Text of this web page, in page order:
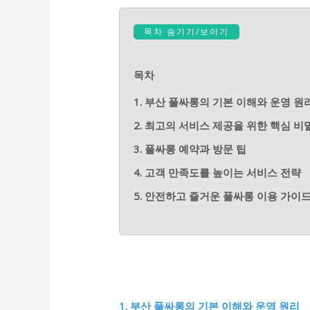
목차 숨기기/보이기
목차
1. 부산 풀싸롱의 기본 이해와 운영 원
2. 최고의 서비스 제공을 위한 핵심 비
3. 풀싸롱 예약과 방문 팁
4. 고객 만족도를 높이는 서비스 전략
5. 안전하고 즐거운 풀싸롱 이용 가이
1. 부산 풀싸롱의 기본 이해와 운영 원리